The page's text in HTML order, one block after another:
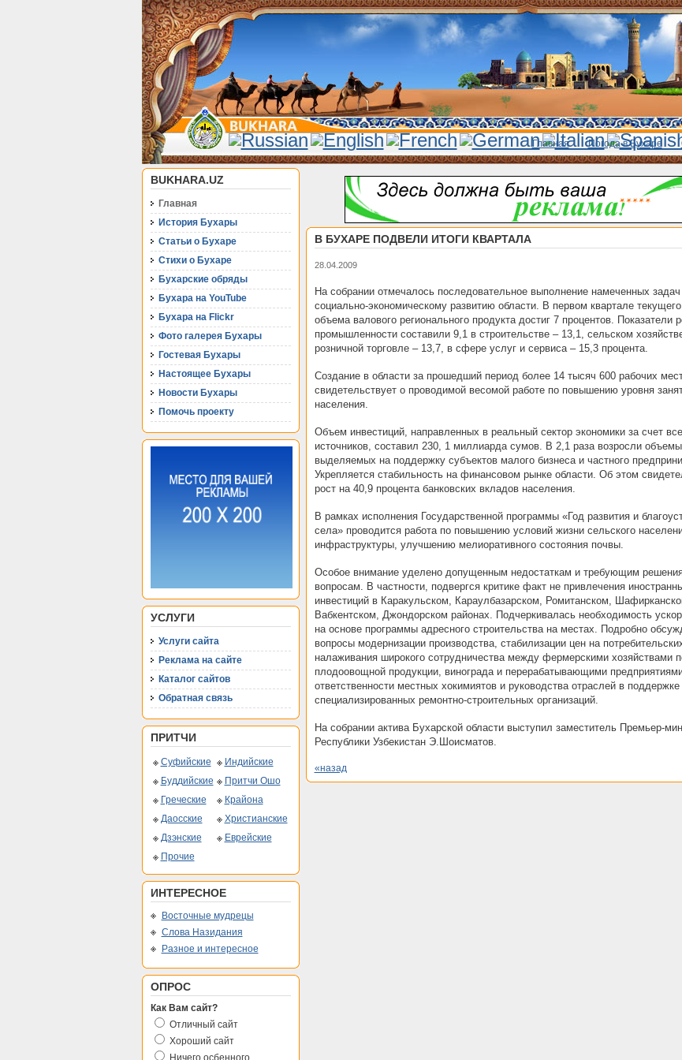
Главная Погода в Бухаре
BUKHARA.UZ
Главная
История Бухары
Статьи о Бухаре
Стихи о Бухаре
Бухарские обряды
Бухара на YouTube
Бухара на Flickr
Фото галерея Бухары
Гостевая Бухары
Настоящее Бухары
Новости Бухары
Помочь проекту
УСЛУГИ
Услуги сайта
Реклама на сайте
Каталог сайтов
Обратная связь
ПРИТЧИ
Суфийские
Индийские
Буддийские
Притчи Ошо
Греческие
Крайона
Даосские
Христианские
Дзэнские
Еврейские
Прочие
ИНТЕРЕСНОЕ
Восточные мудрецы
Слова Назидания
Разное и интересное
ОПРОС
Как Вам сайт?
Отличный сайт
Хороший сайт
Ничего осбенного
В БУХАРЕ ПОДВЕЛИ ИТОГИ КВАРТАЛА
28.04.2009
На собрании отмечалось последовательное выполнение намеченных задач
социально-экономическому развитию области. В первом квартале
объема валового регионального продукта достиг 7 процентов. Показатели
промышленности составили 9,1 в строительстве – 13,1, сельском
розничной торговле – 13,7, в сфере услуг и сервиса – 15,3 процента.
Создание в области за прошедший период более 14 тысяч 600 рабочих
свидетельствует о проводимой весомой работе по повышению уровня
населения.
Объем инвестиций, направленных в реальный сектор экономики за счет
источников, составил 230, 1 миллиарда сумов. В 2,1 раза возросли объемы
выделяемых на поддержку субъектов малого бизнеса и частного
Укрепляется стабильность на финансовом рынке области. Об этом
рост на 40,9 процента банковских вкладов населения.
В рамках исполнения Государственной программы «Год развития и
села» проводится работа по повышению условий жизни сельского
инфраструктуры, улучшению мелиоративного состояния почвы.
Особое внимание уделено допущенным недостаткам и требующим
вопросам. В частности, подвергся критике факт не привлечения
инвестиций в Каракульском, Караулбазарском, Ромитанском,
Вабкентском, Джондорском районах. Подчеркивалась необходимость
на основе программы адресного строительства на местах. Подробно
вопросы модернизации производства, стабилизации цен на
налаживания широкого сотрудничества между фермерскими хозяйствами
плодоовощной продукции, винограда и перерабатывающими
ответственности местных хокимиятов и руководства отраслей в поддержке
специализированных ремонтно-строительных организаций.
На собрании актива Бухарской области выступил заместитель Премьер-
Республики Узбекистан Э.Шоисматов.
«назад